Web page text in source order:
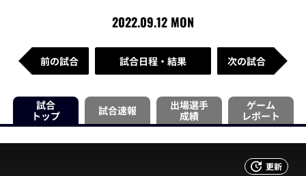
2022.09.12 MON
前の試合 試合日程・結果 次の試合
試合
トップ
試合速報
出場選手
成績
ゲーム
レポート
更新